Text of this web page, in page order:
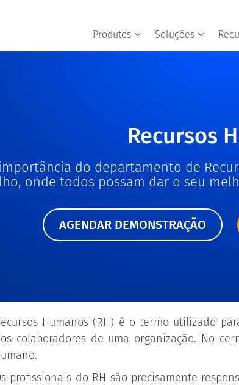
Produtos Soluções
Recursos
do departamento de
onde todos possam dar o seu
AGENDAR DEMONSTRAÇÃO
Humanos (RH) é o termo utilizado
colaboradores de uma organização. No
profissionais do RH são precisamente